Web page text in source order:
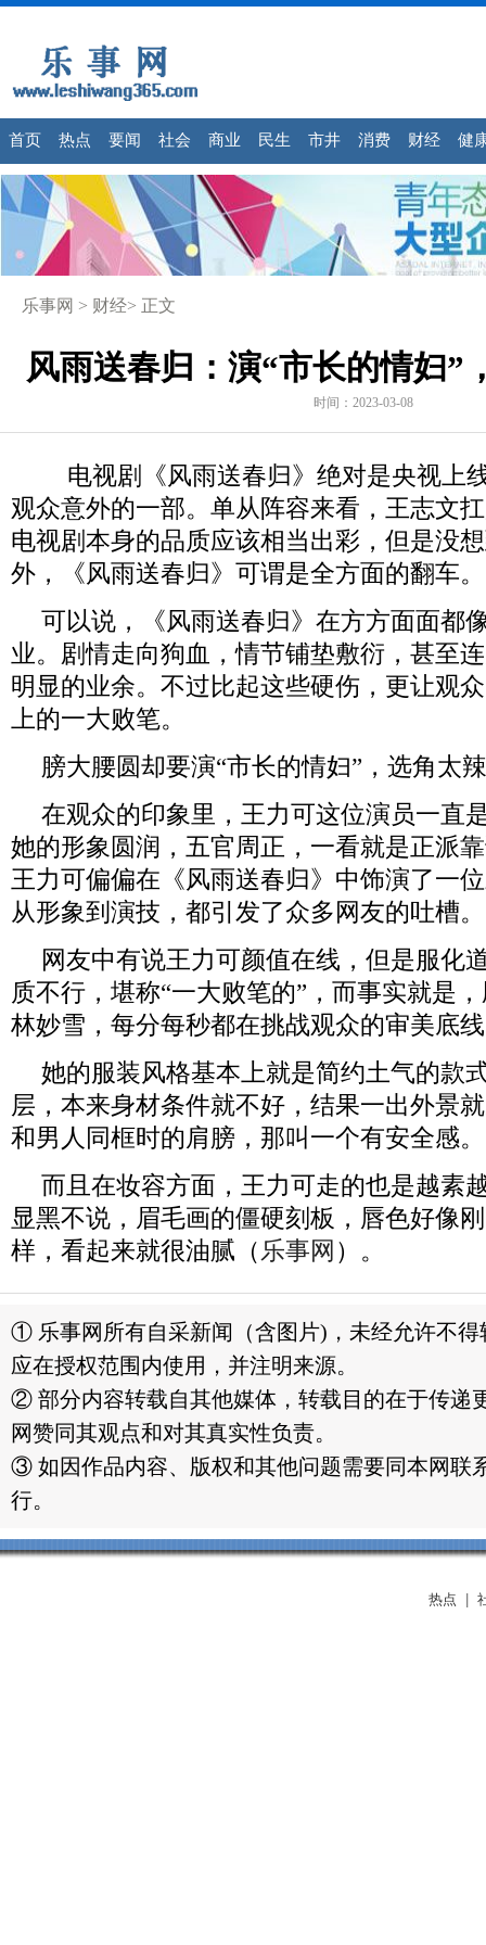
首页 热点 要闻 社会 商业 民生 市井 消费 财经 健
乐事网 > 财经> 正文
风雨送春归：演“市长的情妇”
时间：2023-03-08
电视剧《风雨送春归》绝对是央视上
观众意外的一部。单从阵容来看，王志文
电视剧本身的品质应该相当出彩，但是没
外，《风雨送春归》可谓是全方面的翻车。
可以说，《风雨送春归》在方方面面都
业。剧情走向狗血，情节铺垫敷衍，甚至
明显的业余。不过比起这些硬伤，更让观
上的一大败笔。
膀大腰圆却要演“市长的情妇” ，选角太
在观众的印象里，王力可这位演员一直
她的形象圆润，五官周正，一看就是正派
王力可偏偏在《风雨送春归》中饰演了一
从形象到演技，都引发了众多网友的吐槽。
网友中有说王力可颜值在线，但是服化
质不行，堪称“一大败笔的” ，而事实就是
林妙雪，每分每秒都在挑战观众的审美底
她的服装风格基本上就是简约土气的款
层，本来身材条件就不好，结果一出外景
和男人同框时的肩膀，那叫一个有安全感。
而且在妆容方面，王力可走的也是越素
显黑不说，眉毛画的僵硬刻板，唇色好像
样，看起来就很油腻（乐事网）。
① 乐事网所有自采新闻（含图片)，未经允许不得
应在授权范围内使用，并注明来源。
② 部分内容转载自其他媒体，转载目的在于传递
网赞同其观点和对其真实性负责。
③ 如因作品内容、版权和其他问题需要同本网联
行。
热点